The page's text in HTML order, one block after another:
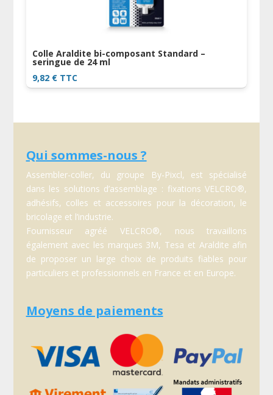
Colle Araldite bi-composant Standard –
seringue de 24 ml
9,82 € TTC
Qui sommes-nous ?
Assembler-coller, du groupe By-Pixcl, est spécialisé
dans les solutions d’assemblage : fixations VELCRO®,
adhésifs, colles et accessoires pour la décoration, le
bricolage et l’industrie.
Fournisseur agréé VELCRO®, nous travaillons
également avec les marques 3M, Tesa et Araldite afin
de proposer un large choix de produits fiables pour
particuliers et professionnels en France et en Europe.
Moyens de paiements